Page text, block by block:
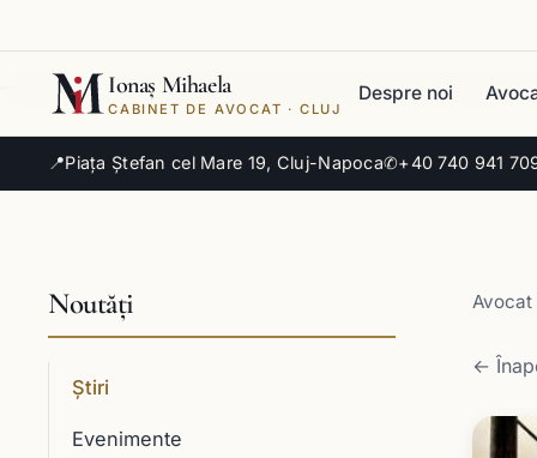
📍Piața Ștefan cel Mare 19, Cluj-Napoca✆+40 740 941
Ionaș Mihaela
CABINET DE AVOCAT · CLUJ
Despre noi
Noutăți
Știri
Evenimente
Avocat
←